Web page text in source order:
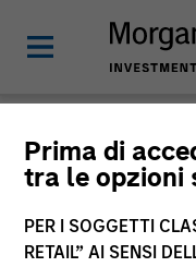
Prima di
tra le opzioni
PER I SOGGETTI
RETAIL” AI SENSI
Notizie